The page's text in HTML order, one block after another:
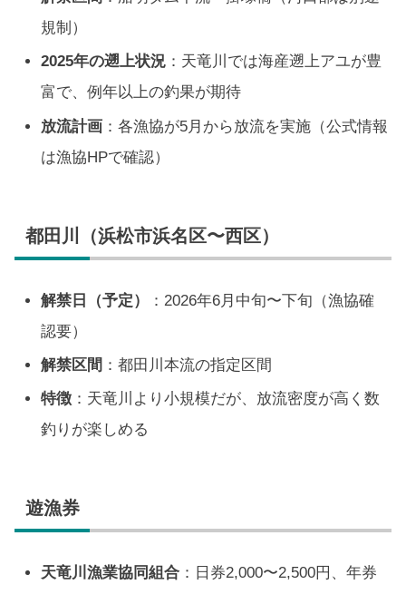
規制）
2025年の遡上状況 ：天竜川では海産遡上アユが豊
富で、例年以上の釣果が期待
放流計画 ：各漁協が5月から放流を実施（公式情報
は漁協HPで確認）
都田川（浜松市浜名区〜西区）
解禁日（予定）
：2026年6月中旬〜下旬（漁協確
認要）
解禁区間 ：都田川本流の指定区間
特徴 ：天竜川より小規模だが、放流密度が高く数
釣りが楽しめる
遊漁券
天竜川漁業協同組合 ：日券2,000〜2,500円、年券